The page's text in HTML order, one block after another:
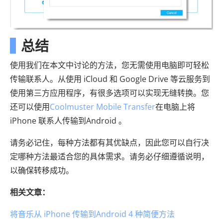
总结
使用我们在本文中讨论的方法，您无需使用电脑即可轻松
传输联系人。从使用 iCloud 和 Google Drive 等云服务到
使用第三方应用程序，有很多选项可以实现无缝转换。您
还可以使用Coolmuster Mobile Transfer在电脑上将
iPhone 联系人传输到Android 。
请务必记住，每种方法都有其优缺点，因此您可以自行决
定哪种方法最适合您的具体需求。请务必仔细遵循说明，
以确保转移成功。
相关文章：
将音乐从 iPhone 传输到Android 4 种简便方法